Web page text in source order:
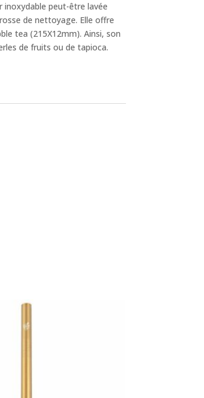
inoxydable peut-être lavée
de nettoyage. Elle offre
tea (215X12mm). Ainsi, son
de fruits ou de tapioca.